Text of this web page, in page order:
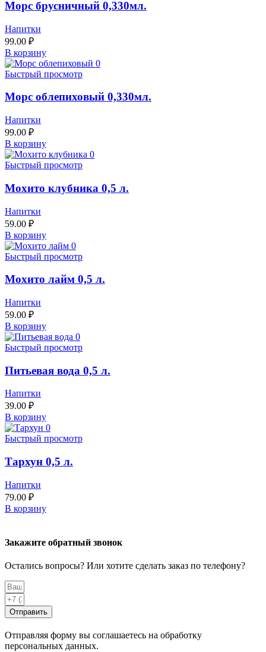
Морс брусничный 0,330мл.
Напитки
99.00 ₽
В корзину
Быстрый просмотр
Морс облепиховый 0,330мл.
Напитки
99.00 ₽
В корзину
Быстрый просмотр
Мохито клубника 0,5 л.
Напитки
59.00 ₽
В корзину
Быстрый просмотр
Мохито лайм 0,5 л.
Напитки
59.00 ₽
В корзину
Быстрый просмотр
Питьевая вода 0,5 л.
Напитки
39.00 ₽
В корзину
Быстрый просмотр
Тархун 0,5 л.
Напитки
79.00 ₽
В корзину
Закажите обратный звонок
Остались вопросы? Или хотите сделать заказ по телефону?
Отправить
Отправляя форму вы соглашаетесь на обработку
персональных данных.